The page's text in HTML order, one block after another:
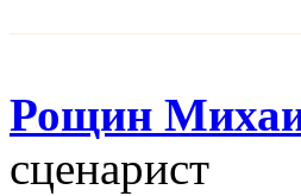
Рощин
сценарист